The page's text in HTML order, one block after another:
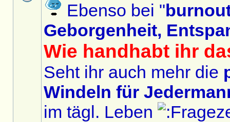
Ebenso bei "
Geborgenheit,
Wie handhabt ihr
Seht ihr auch mehr die
Windeln für
im tägl. Leben